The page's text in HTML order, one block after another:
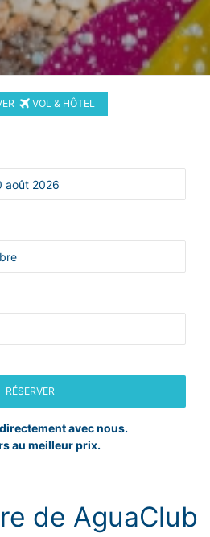
VOL & HÔTEL
RÉSERVER
avec nous.
au meilleur prix.
de AguaClub